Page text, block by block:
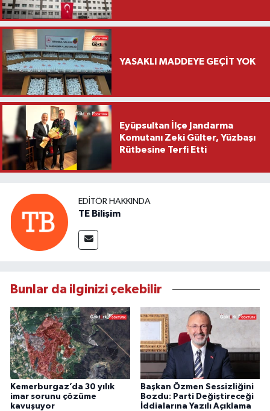
YASAKLI MADDEYE GEÇİT YOK
Eyüpsultan İlçe Jandarma
Komutanı Zeki Gülter, Yüzbaşı
Rütbesine Terfi Etti
EDITÖR HAKKINDA
TE Bilişim
Bunlar da ilginizi çekebilir
Kemerburgaz’da 30 yılık
imar sorunu çözüme
kavuşuyor
Başkan Özmen Sessizliğini
Bozdu: Parti Değiştireceği
İddialarına Yazılı Açıklama